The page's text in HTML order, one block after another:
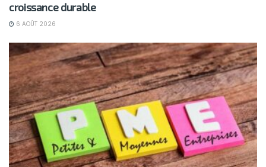
croissance durable
6 AOÛT 2026